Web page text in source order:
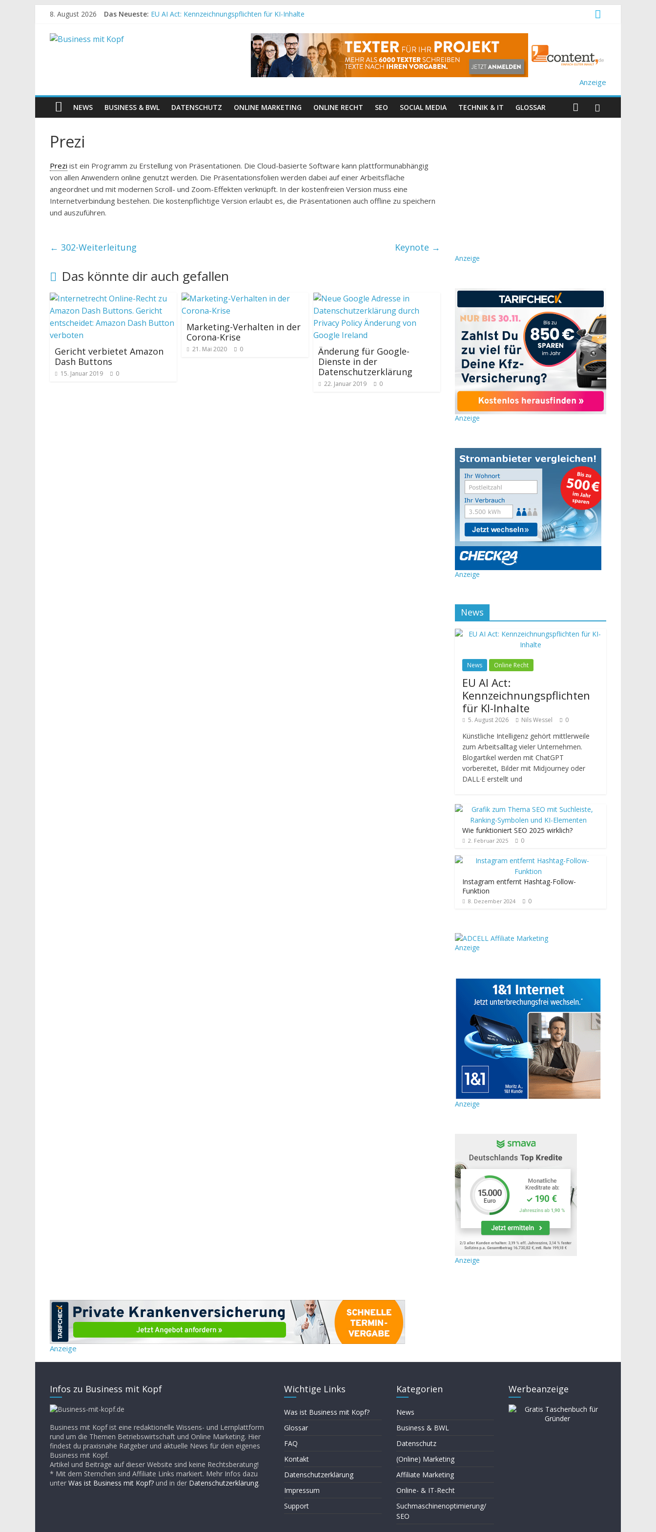
8. August 2026 Das Neueste: EU AI Act: Kennzeichnungspflichten für KI-Inhalte
Wie funktioniert SEO 2025 wirklich?
Instagram entfernt Hashtag-Follow-Funktion
TMG wird zum DDG: wichtige Änderungen für Websitebetreiber
Anzeige
NEWS BUSINESS & BWL DATENSCHUTZ ONLINE MARKETING ONLINE RECHT SEO SOCIAL MEDIA TECHNIK & IT GLOSSAR
Prezi
Prezi ist ein Programm zu Erstellung von Präsentationen. Die Cloud-basierte Software kann plattformunabhängig
von allen Anwendern online genutzt werden. Die Präsentationsfolien werden dabei auf einer Arbeitsfläche
angeordnet und mit modernen Scroll- und Zoom-Effekten verknüpft. In der kostenfreien Version muss eine
Internetverbindung bestehen. Die kostenpflichtige Version erlaubt es, die Präsentationen auch offline zu speichern
und auszuführen.
← 302-Weiterleitung Keynote →
Das könnte dir auch gefallen
Gericht verbietet Amazon
Dash Buttons
15. Januar 2019 0
Marketing-Verhalten in der
Corona-Krise
21. Mai 2020 0
Änderung für Google-
Dienste in der
Datenschutzerklärung
22. Januar 2019 0
Anzeige
Anzeige
Anzeige
News
News Online Recht
EU AI Act:
Kennzeichnungspflichten
für KI-Inhalte
5. August 2026 Nils Wessel 0
Künstliche Intelligenz gehört mittlerweile
zum Arbeitsalltag vieler Unternehmen.
Blogartikel werden mit ChatGPT
vorbereitet, Bilder mit Midjourney oder
DALL·E erstellt und
Wie funktioniert SEO 2025 wirklich?
2. Februar 2025 0
Instagram entfernt Hashtag-Follow-
Funktion
8. Dezember 2024 0
Anzeige
Anzeige
Anzeige
Anzeige
Infos zu Business mit Kopf
Business mit Kopf ist eine redaktionelle Wissens- und Lernplattform
rund um die Themen Betriebswirtschaft und Online Marketing. Hier
findest du praxisnahe Ratgeber und aktuelle News für dein eigenes
Business mit Kopf.
Artikel und Beiträge auf dieser Website sind keine Rechtsberatung!
* Mit dem Sternchen sind Affiliate Links markiert. Mehr Infos dazu
unter Was ist Business mit Kopf? und in der Datenschutzerklärung.
Wichtige Links
Was ist Business mit Kopf?
Glossar
FAQ
Kontakt
Datenschutzerklärung
Impressum
Support
Kategorien
News
Business & BWL
Datenschutz
(Online) Marketing
Affiliate Marketing
Online- & IT-Recht
Suchmaschinenoptimierung/
SEO
Werbeanzeige